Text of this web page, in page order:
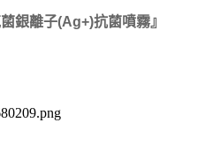
銀離子(Ag+)抗菌噴霧』